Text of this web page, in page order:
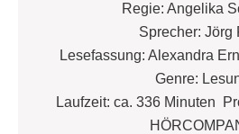
Regie: Angelika
Sprecher: Jörg
Lesefassung: Alexandra
Genre:
Laufzeit: ca. 336 Minuten